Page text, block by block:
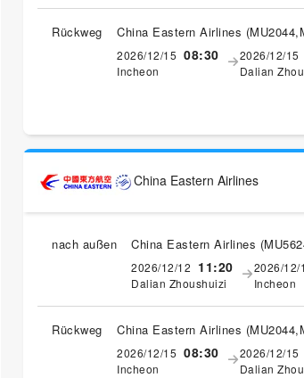
Rückweg China Eastern Airlines (
2026/12/15 08:30
Incheon
2026/12/15
Dalian
China Eastern Airlines
nach außen China Eastern Airlines (
2026/12/12 11:20
Dalian Zhoushuizi
2026/12/
Incheon
Rückweg China Eastern Airlines (
2026/12/15 08:30
Incheon
2026/12/15
Dalian